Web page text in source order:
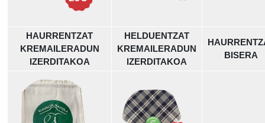
HAURRENTZAT
KREMAILERADUN
IZERDITAKOA
HELDUENTZAT
KREMAILERADUN
IZERDITAKOA
BISERA